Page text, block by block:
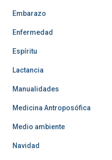
Embarazo
Enfermedad
Espíritu
Lactancia
Manualidades
Medicina Antroposófica
Medio ambiente
Navidad